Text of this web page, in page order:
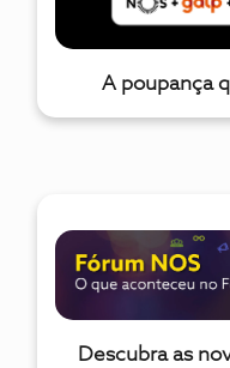
A poupança
Descubra as